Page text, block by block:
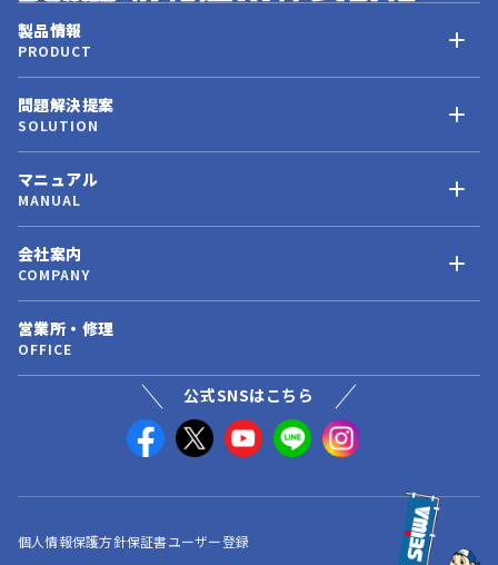
製品情報
PRODUCT
問題解決提案
SOLUTION
マニュアル
MANUAL
会社案内
COMPANY
営業所・修理
OFFICE
公式SNSはこちら
個人情報保護方針保証書ユーザー登録